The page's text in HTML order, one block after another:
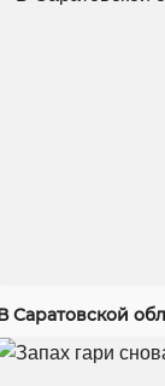
Саратовской